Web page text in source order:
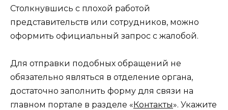
Столкнувшись с плохой работой
представительств или сотрудников, можно
оформить официальный запрос с жалобой.
Для отправки подобных обращений не
обязательно являться в отделение органа,
достаточно заполнить форму для связи на
главном портале в разделе «Контакты». Укажите